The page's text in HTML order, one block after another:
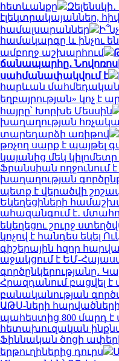
հետևանքը
էլեկտրակայաններ,
համալսարաններ
համակարգը և ինչու
ամբողջ աշխարհում
ճանապարհը․
սահմանափակվում է
հարևան մահմեդական
եղբայրության» կոչ է
հայրը՝ Խորխե Մեսսին
խաղաղության
տարեդարձի առիթով
թռչող սարք է պայթել
կայանից մեկ
Ֆրանսիան ողջունում
խաղաղության
պետք է վերածվի
Եկեղեցիների
ահազանգում է․
եկեղեցու շուրջ
կոչով է հանդես եկել
գիշերային հզոր
աջակցում է ԵՄ-
գործընկերությանը․
Հրազդանում բացվել
բանականության
ԱԹՍ-ների
պահեստից 800 մարդ է
հետախուզական
Ֆիննական ծոցի
երթուղիներից դուրս